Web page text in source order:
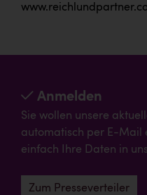
Anmelden
Sie wollen unsere
automatisch per E-Mail
einfach Ihre Daten in
Zum Presseverteiler